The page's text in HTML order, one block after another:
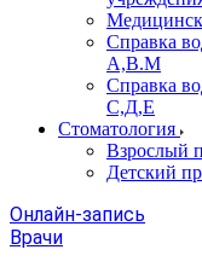
Справка
А,В.М
Справка
С,Д,Е
Стоматология
Взрослый
Детский
Онлайн-запись
Врачи